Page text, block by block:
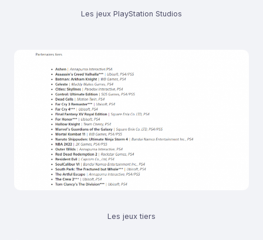
Les jeux PlayStation Studios
Les jeux tiers